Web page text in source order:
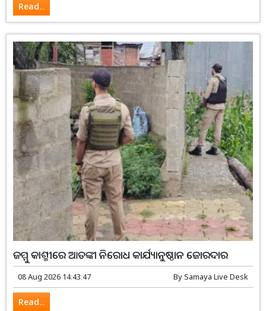
Read...
ଜମ୍ମୁ କାଶ୍ମୀରେ ଆତଙ୍କୀ ନିରୋଧ କାର୍ଯ୍ୟାନୁଷ୍ଠାନ ଜୋରଦାର
08 Aug 2026 14:43:47 BySamaya Live Desk
Read...